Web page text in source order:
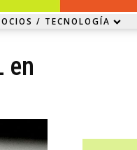
/ TECNOLOGÍA
en